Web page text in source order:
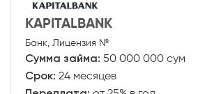
KAPITALBANK
Банк, Лицензия №
Сумма займа: 50 000 000 сум
Срок: 24 месяцев